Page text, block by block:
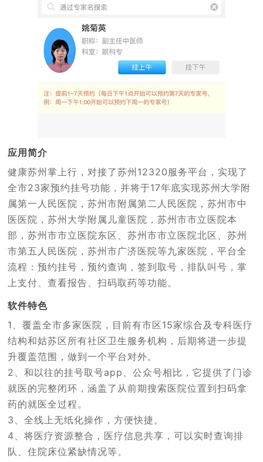
应用简介
健康苏州掌上行，对接了苏州12320服务平台，实现了
全市23家预约挂号功能，并将于17年底实现苏州大学附
属第一人民医院，苏州市附属第二人民医院，苏州市中
医医院，苏州大学附属儿童医院，苏州市市立医院本
部，苏州市市立医院东区、苏州市市立医院北区、苏州
市第五人民医院，苏州市广济医院等九家医院，平台全
流程：预约挂号，预约查询，签到取号，排队叫号，掌
上支付、查看报告、扫码取药等功能。
软件特色
1、覆盖全市多家医院，目前有市区15家综合及专科医疗
结构和姑苏区所有社区卫生服务机构，后期将进一步提
升覆盖范围，做到一个平台对外。
2、和以往的挂号取号app、公众号相比，它提供了门诊
就医的完整闭环，涵盖了从前期搜索医院位置到扫码拿
药的就医全过程。
3、全线上无纸化操作，方便快捷。
4、将医疗资源整合，医疗信息共享，可以实时查询排
队、住院床位紧缺情况等。